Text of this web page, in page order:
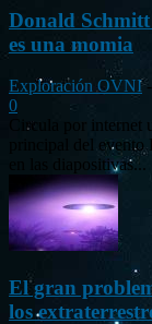
Donald
es una momia
Exploración OVNI -
0
Circula por
principal del
en las diapositivas...
El gran
los